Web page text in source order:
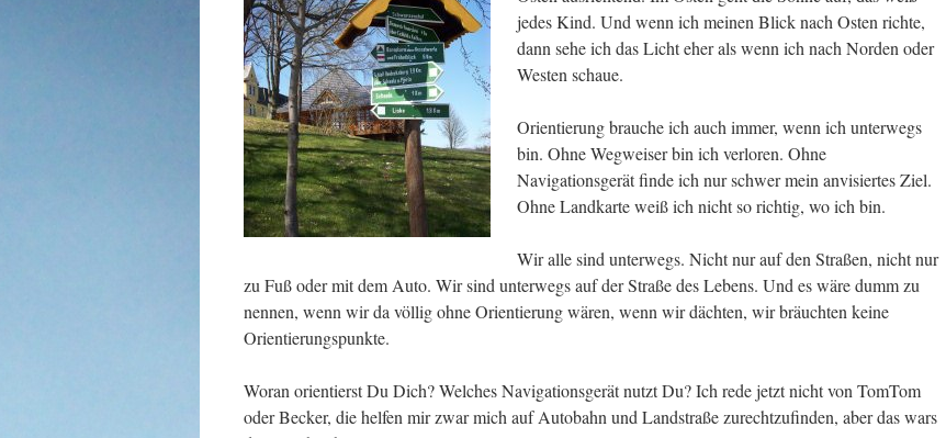
jedes Kind. Und wenn ich meinen Blick nach Osten richte,
dann sehe ich das Licht eher als wenn ich nach Norden oder
Westen schaue.
Orientierung brauche ich auch immer, wenn ich unterwegs
bin. Ohne Wegweiser bin ich verloren. Ohne
Navigationsgerät finde ich nur schwer mein anvisiertes Ziel.
Ohne Landkarte weiß ich nicht so richtig, wo ich bin.
Wir alle sind unterwegs. Nicht nur auf den Straßen, nicht nur
zu Fuß oder mit dem Auto. Wir sind unterwegs auf der Straße des Lebens. Und es wäre dumm zu
nennen, wenn wir da völlig ohne Orientierung wären, wenn wir dächten, wir bräuchten keine
Orientierungspunkte.
Woran orientierst Du Dich? Welches Navigationsgerät nutzt Du? Ich rede jetzt nicht von TomTom
oder Becker, die helfen mir zwar mich auf Autobahn und Landstraße zurechtzufinden, aber das wars